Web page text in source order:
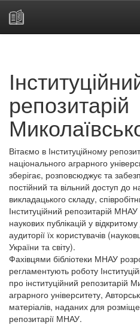
репозитарій
Вітаємо в Інституційному
національного аграрного
зберігає, розповсюджує та
постійний та вільний доступ до
викладацького складу,
Інституційний репозитарій
наукових публікацій у
аудиторії їх користувачів
України та світу).
Фахівцями бібліотеки МНАУ
регламентують роботу
про інституційний репозитарій
аграрного університету,
матеріалів, наданих для
репозитарії МНАУ.